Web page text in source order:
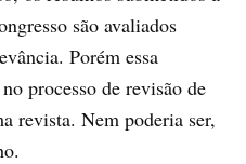
são avaliados
Porém essa
processo de revisão de
revista. Nem poderia ser,